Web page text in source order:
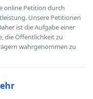
online Petition durch
Unsere Petitionen
ist die Aufgabe einer
die Öffentlichkeit zu
wahrgenommen zu